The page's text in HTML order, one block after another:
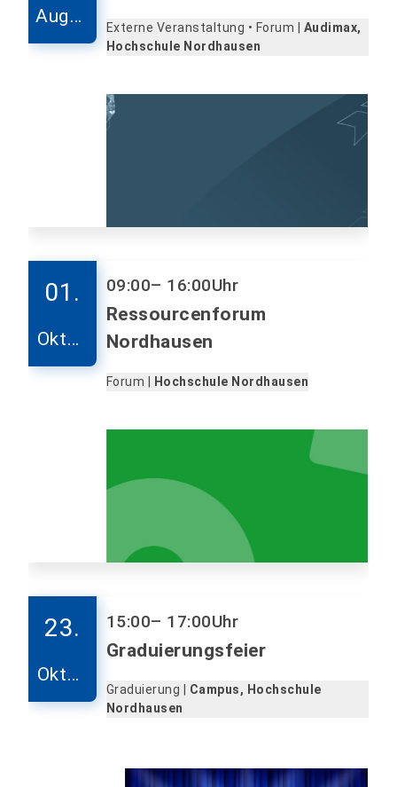
Augus
t
Externe Veranstaltung • Forum | Audimax,
Hochschule Nordhausen
01.
Oktob
er
09:00– 16:00Uhr
Ressourcenforum
Nordhausen
Forum | Hochschule Nordhausen
23.
Oktob
er
15:00– 17:00Uhr
Graduierungsfeier
Graduierung | Campus, Hochschule
Nordhausen